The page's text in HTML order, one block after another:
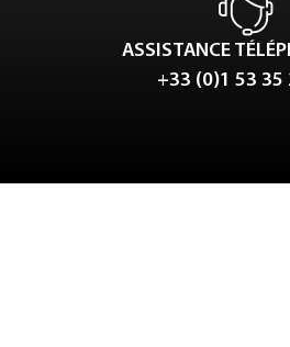
ASSISTANCE
+33 (0)1 53 35